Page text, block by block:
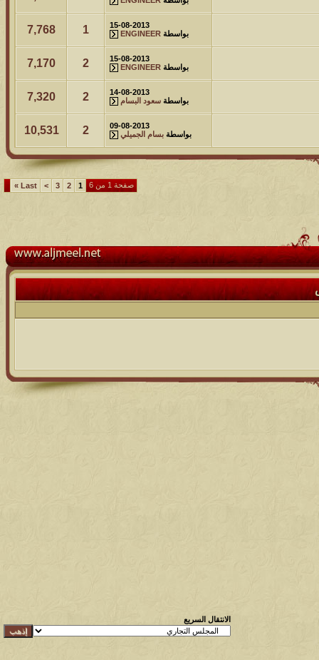
15-08-2013
بواسطة ENGINEER
1
7,768
15-08-2013
بواسطة ENGINEER
2
7,170
14-08-2013
بواسطة سعود البسام 2
7,320
09-08-2013
بواسطة بسام الجميلي 2
10,531
صفحة 1 من 6 1
2
3
>
Last
»
الانتقال السريع